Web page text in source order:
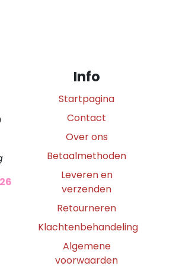
Info
Startpagina
Contact
Over ons
Betaalmethoden
Leveren en
verzenden
Retourneren
Klachtenbehandeling
Algemene
voorwaarden